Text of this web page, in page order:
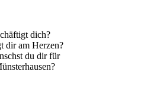
dich?
dir am Herzen?
du dir für